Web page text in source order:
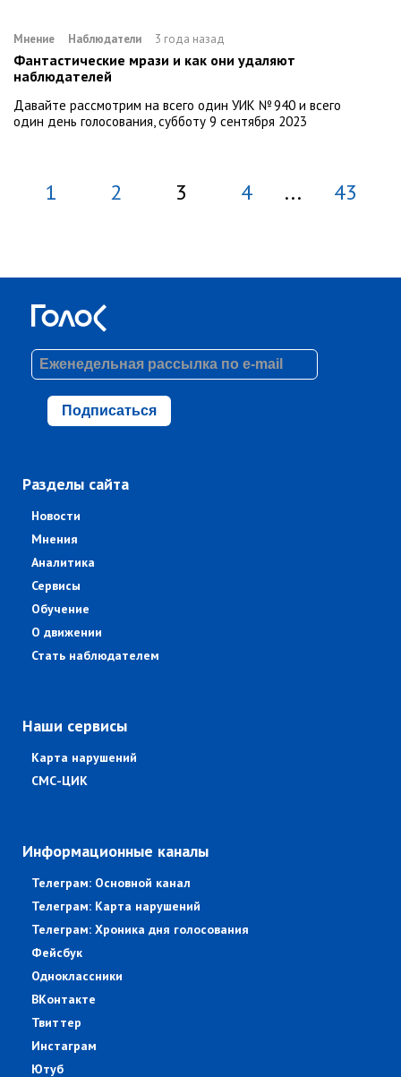
Мнение Наблюдатели 3 года назад
Фантастические мрази и как они удаляют
наблюдателей
Давайте рассмотрим на всего один УИК № 940 и всего
один день голосования, субботу 9 сентября 2023
1 2 3 4 ... 43
Подписаться
Разделы сайта
Новости
Мнения
Аналитика
Сервисы
Обучение
О движении
Стать наблюдателем
Наши сервисы
Карта нарушений
СМС-ЦИК
Информационные каналы
Телеграм: Основной канал
Телеграм: Карта нарушений
Телеграм: Хроника дня голосования
Фейсбук
Одноклассники
ВКонтакте
Твиттер
Инстаграм
Ютуб